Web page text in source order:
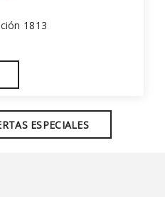
1813
ESPECIALES